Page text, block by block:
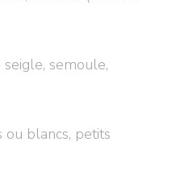
semoule,
ou blancs, petits